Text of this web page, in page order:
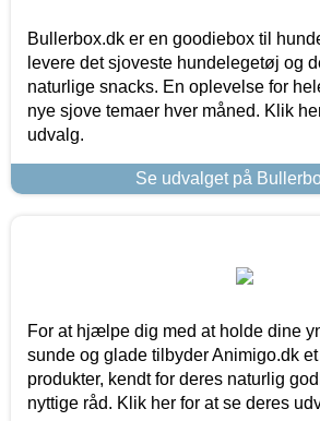
Bullerbox.dk er en goodiebox til
levere det sjoveste hundelegetøj og
naturlige snacks. En oplevelse for
nye sjove temaer hver måned. Klik
udvalg.
Se udvalget på
For at hjælpe dig med at holde dine
sunde og glade tilbyder Animigo.dk
produkter, kendt for deres naturlig
nyttige råd. Klik her for at se deres